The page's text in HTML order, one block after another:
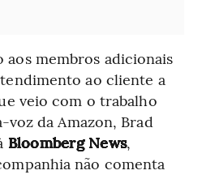
aos membros adicionais
ao cliente a
veio com o trabalho
voz da Amazon, Brad
Bloomberg News,
não comenta